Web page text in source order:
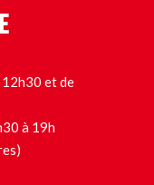
12h30 et de
à 19h